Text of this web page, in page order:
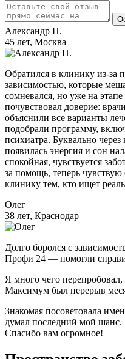
Александр П.
45 лет, Москва
Обратился в клинику из-за
зависимостью, которые
сомневался, но уже на
почувствовал доверие:
объяснили все варианты
подобрали программу,
психиатра. Буквально через
появилась энергия и сон
спокойная, чувствуется
за помощь, теперь
клинику тем, кто ищет
Олег
38 лет, Краснодар
Долго боролся с
Профи 24 — помогли
Я много чего перепробовал,
Максимум был перерыв
Знакомая посоветовала
думал последний мой
Спасибо вам огромное!